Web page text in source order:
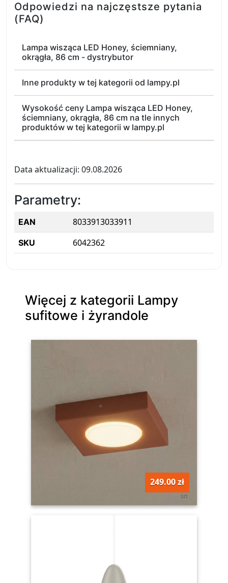
Odpowiedzi na najczęstsze pytania
(FAQ)
Lampa wisząca LED Honey, ściemniany,
okrągła, 86 cm - dystrybutor
Inne produkty w tej kategorii od lampy.pl
Wysokość ceny Lampa wisząca LED Honey,
ściemniany, okrągła, 86 cm na tle innych
produktów w tej kategorii w lampy.pl
Data aktualizacji: 09.08.2026
Parametry:
EAN 8033913033911
SKU 6042362
Więcej z kategorii Lampy
sufitowe i żyrandole
249.00 zł
szt